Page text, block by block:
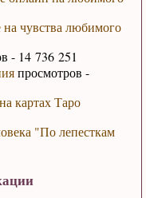
чувства любимого
- 14 736 251
просмотров -
картах Таро
"По лепесткам